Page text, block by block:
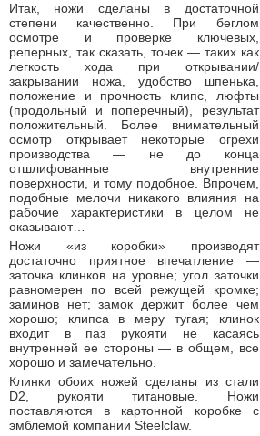
Итак, ножи сделаны в достаточной
степени качественно. При беглом
осмотре и проверке ключевых,
реперных, так сказать, точек — таких как
легкость хода при открывании/
закрывании ножа, удобство шпенька,
положение и прочность клипс, люфты
(продольный и поперечный), результат
положительный. Более внимательный
осмотр открывает некоторые огрехи
производства — не до конца
отшлифованные внутренние
поверхности, и тому подобное. Впрочем,
подобные мелочи никакого влияния на
рабочие характеристики в целом не
оказывают…
Ножи «из коробки» производят
достаточно приятное впечатление —
заточка клинков на уровне; угол заточки
равномерен по всей режущей кромке;
заминов нет; замок держит более чем
хорошо; клипса в меру тугая; клинок
входит в паз рукояти не касаясь
внутренней ее стороны — в общем, все
хорошо и замечательно.
Клинки обоих ножей сделаны из стали
D2, рукояти титановые. Ножи
поставляются в картонной коробке с
эмблемой компании Steelclaw.